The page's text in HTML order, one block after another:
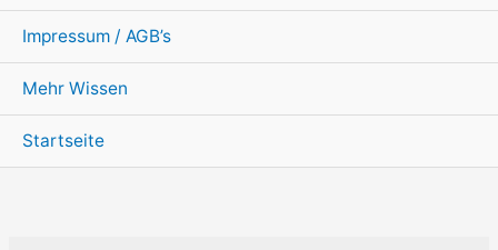
Impressum / AGB’s
Mehr Wissen
Startseite